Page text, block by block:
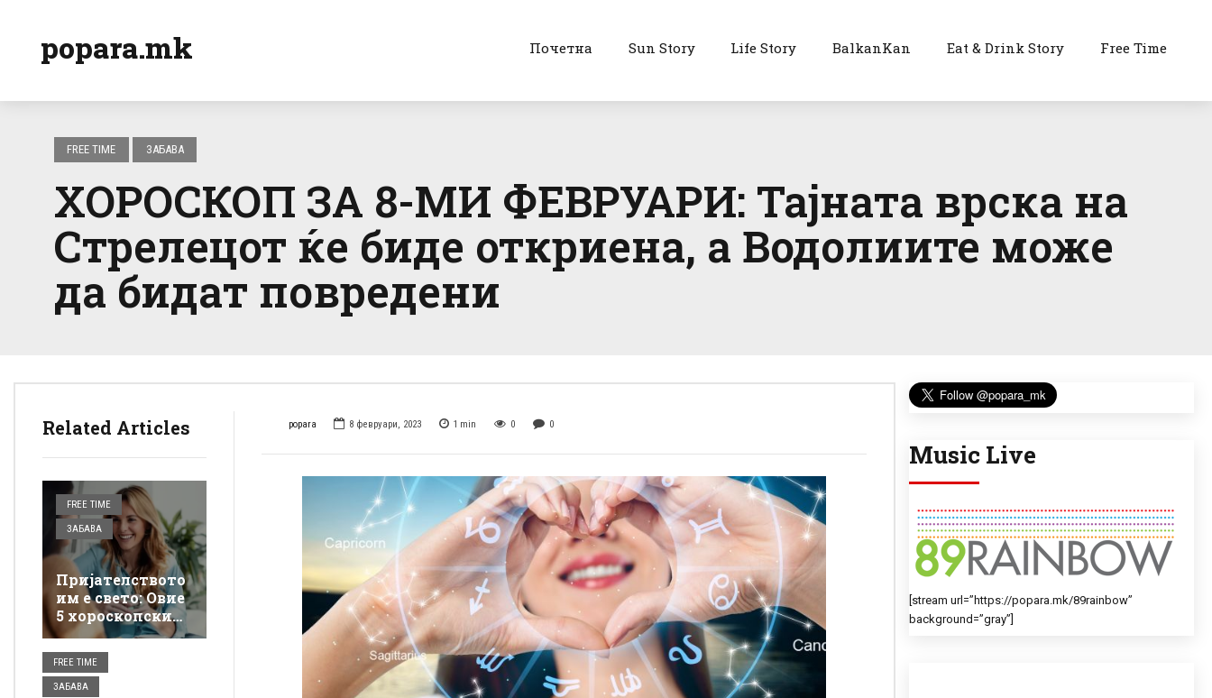
popara.mk Почетна Sun Story Life Story BalkanKan Eat & Drink Story Free Time
FREE TIME ЗАБАВА
ХОРОСКОП ЗА 8-МИ ФЕВРУАРИ: Тајната врска на
Стрелецот ќе биде откриена, а Водолиите може
да бидат повредени
Related Articles
FREE TIME
ЗАБАВА
Пријателството
им е свето: Овие
5 хороскопски
знаци нема да
ве остават на
цедило
FREE TIME
ЗАБАВА
popara 8 февруари, 2023 1 min 0 0
Music Live
[stream url=”https://popara.mk/89rainbow”
background=”gray”]